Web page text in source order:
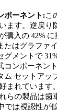
ポーネント:こ
ます。逆戻り
購入の 42% に
たはグラファ
グメントで
コンポーネン
ム セットアッ
まれています。
らの製品は歯
では視認性が